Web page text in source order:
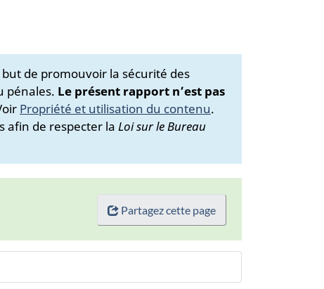
de promouvoir la sécurité des
pénales. Le présent rapport n’est pas
Propriété et utilisation du contenu.
afin de respecter la Loi sur le Bureau
Partagez cette page